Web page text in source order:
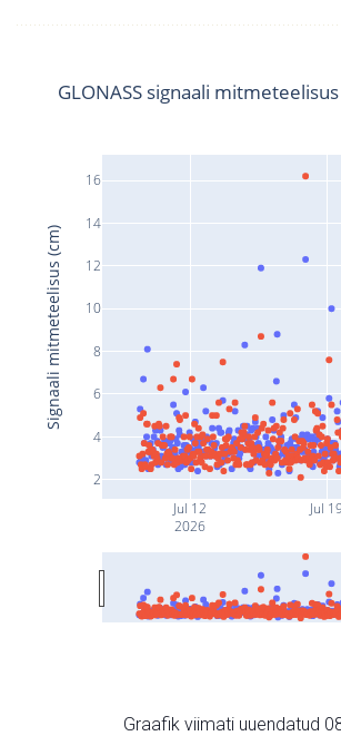
Jul 12
2026
Jul 19
2
4
6
8
10
12
14
16
GLONASS signaali mitmeteelisus
Signaali mitmeteelisus (cm)
Graafik viimati uuendatud